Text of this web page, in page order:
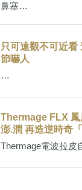
鼻塞…
只可遠觀不可近看
節嚇人
…
Thermage FLX 鳳
澎.潤 再造逆時奇「
Thermage電波拉皮